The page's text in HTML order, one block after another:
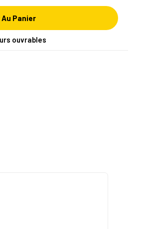
Panier
ouvrables